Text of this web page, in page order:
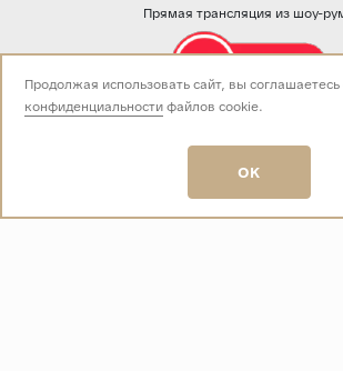
Прямая трансляция из шоу-
Звоните нам:
пн-вс 10:00 - 19:00
E-mail:
info@baza-plitki.ru
Продолжая использовать сайт, вы соглашаетесь
конфиденциальностифайлов cookie.
OK